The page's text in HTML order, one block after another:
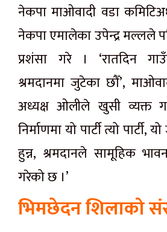
नेकपा माओवादी वडा
नेकपा एमालेका उपेन्द्र मल्लले
प्रशंसा गरे । ‘रातदिन
श्रमदानमा जुटेका छौँ’,
अध्यक्ष ओलीले खुसी व्यक्त
निर्माणमा यो पार्टी त्यो पार्टी,
हुन्न, श्रमदानले सामूहिक
गरेको छ ।’
भिमछेदन शिलाको